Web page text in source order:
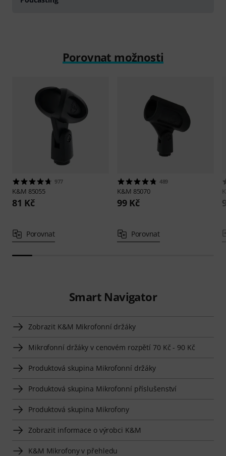
Porovnat možnosti
977
K&M 85055
81 Kč
Porovnat
489
K&M 85070
99 Kč
Porovnat
Smart Navigator
Zobrazit K&M Mikrofonní držáky
Mikrofonní držáky v cenovém rozpětí 70 Kč - 90 Kč
Produktová skupina Mikrofonní držáky
Produktová skupina Mikrofonní příslušenství
Produktová skupina Mikrofony
Zobrazit informace o výrobci K&M
K&M Mikrofony v přehledu